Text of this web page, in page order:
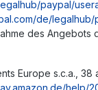
paypal/
de/
des Angebots
Europe s.c.a., 38
help/